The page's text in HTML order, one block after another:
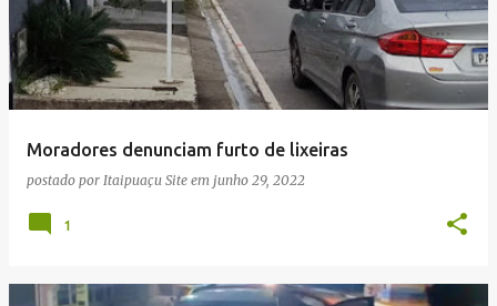
Moradores denunciam furto de lixeiras
postado por Itaipuaçu Site em junho 29, 2022
1